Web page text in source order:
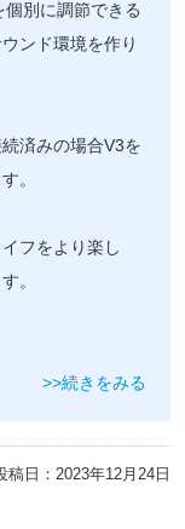
別に調節できる
ンド環境を作り
済みの場合V3を
。
フをより楽し
。
>>続きをみる
稿日：2023年12月24日